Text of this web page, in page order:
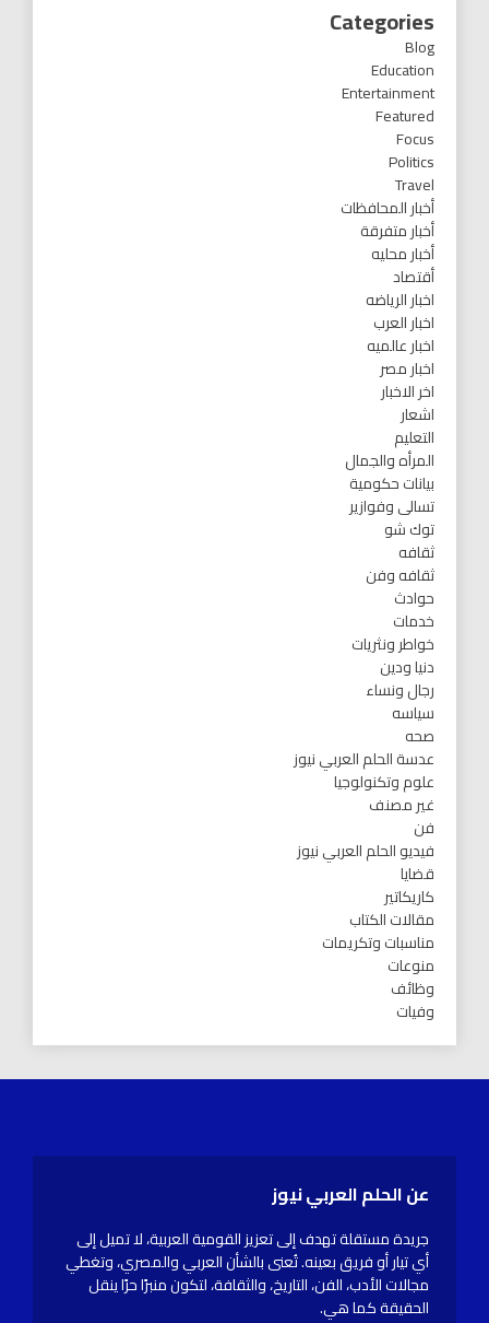
Categories
Blog
Education
Entertainment
Featured
Focus
Politics
Travel
أخبار المحافظات
أخبار متفرقة
أخبار محليه
أقتصاد
اخبار الرياضه
اخبار العرب
اخبار عالميه
اخبار مصر
اخر الاخبار
اشعار
التعليم
المرأه والجمال
بيانات حكومية
تسالى وفوازير
توك شو
ثقافه
ثقافه وفن
حوادث
خدمات
خواطر ونثريات
دنيا ودين
رجال ونساء
سياسه
صحه
عدسة الحلم العربي نيوز
علوم وتكنولوجيا
غير مصنف
فن
فيديو الحلم العربي نيوز
قضايا
كاريكاتير
مقالات الكتاب
مناسبات وتكريمات
منوعات
وظائف
وفيات
عن الحلم العربي نيوز
جريدة مستقلة تهدف إلى تعزيز القومية العربية، لا تميل إلى
أي تيار أو فريق بعينه. تُعنى بالشأن العربي والمصري، وتغطي
مجالات الأدب، الفن، التاريخ، والثقافة، لتكون منبرًا حرًا ينقل
الحقيقة كما هي.